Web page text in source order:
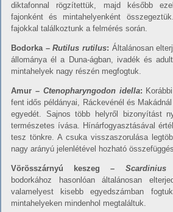
diktafonnal rögzítettük, majd később
fajonként és mintahelyenként
fajokkal találkoztunk a felmérés során.
Bodorka –Rutilus rutilus: Általánosan
állománya él a Duna-ágban, ivadék és adult
mintahelyek nagy részén megfogtuk.
Amur – Ctenopharyngodon idella:
fent idős példányai, Ráckevénél és
egyedét. Sajnos több helyről bizonyítást
természetes ívása. Hínárfogyasztásával
tesz tönkre. A csuka visszaszorulása
nagy arányú jelenlétével hozható
Vörösszárnyú keszeg – Scardinius
bodorkához hasonlóan általánosan
valamelyest kisebb egyedszámban
mintahelyeken mindenhol megtaláltuk.